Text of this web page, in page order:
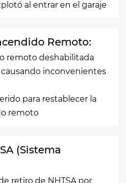
al entrar en el garaje
Remoto:
remoto deshabilitada
inconvenientes
para restablecer la
remoto
(Sistema
retiro de NHTSA por